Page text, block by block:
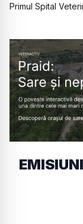
Primul Spital
EMISIUNI